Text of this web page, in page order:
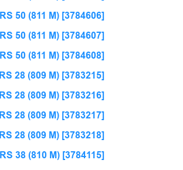
RS 50 (811 M) [3784606]
RS 50 (811 M) [3784607]
RS 50 (811 M) [3784608]
RS 28 (809 M) [3783215]
RS 28 (809 M) [3783216]
RS 28 (809 M) [3783217]
RS 28 (809 M) [3783218]
RS 38 (810 M) [3784115]